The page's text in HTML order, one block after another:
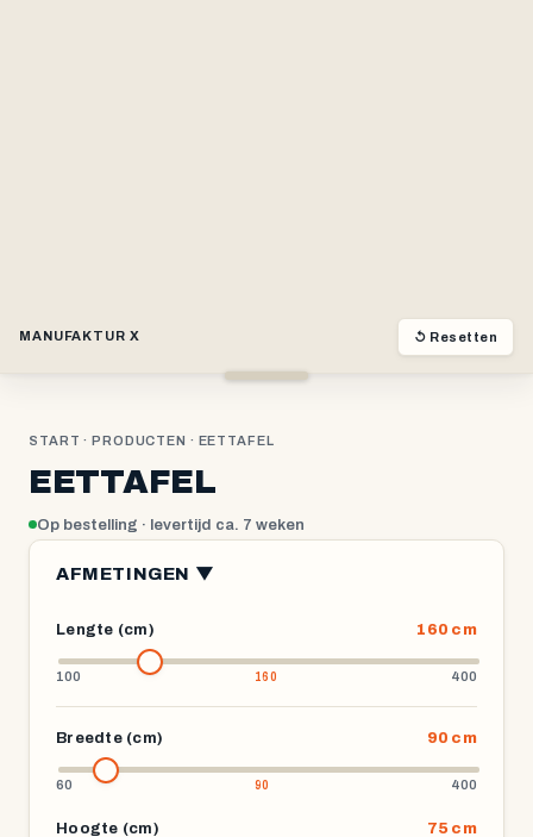
MANUFAKTUR X ↺ Resetten
START ·PRODUCTEN · EETTAFEL
EETTAFEL
Op bestelling · levertijd ca. 7 weken
AFMETINGEN ▼
Lengte (cm) 160 cm
100 400
Breedte (cm) 90 cm
60 400
Hoogte (cm) 75 cm